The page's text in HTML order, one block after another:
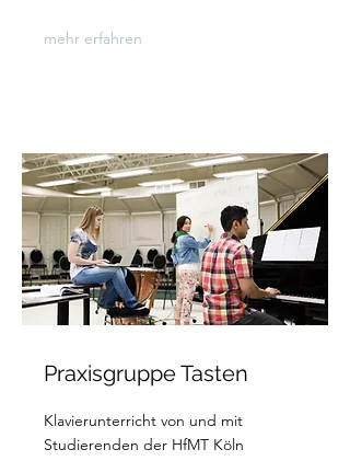
mehr erfahren
Praxisgruppe Tasten
Klavierunterricht von und mit
Studierenden der HfMT Köln